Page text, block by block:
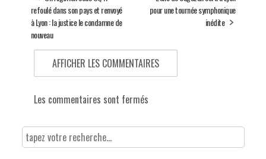
refoulé dans son pays et renvoyé
à Lyon : la justice le condamne de
nouveau
pour une tournée symphonique
inédite
AFFICHER LES COMMENTAIRES
Les commentaires sont fermés